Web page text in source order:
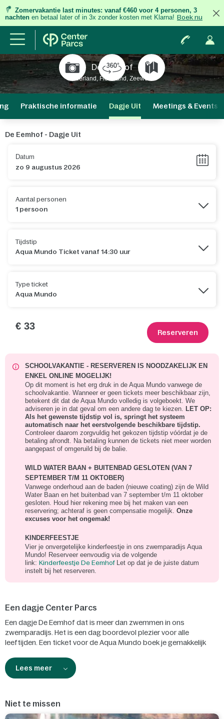
Zomervakantie last minutes: vanaf €460 voor 4 personen, 3
nachten en betaal later of in 3x zonder kosten met Klarna! Boek nu
De Eemhof
Nederland, Flevoland, Zeewolde
Praktische informatie Dagje Uit Meetings & Events
De Eemhof - Dagje Uit
Datum
Aantal personen
1 persoon
Tijdstip
Aqua Mundo Ticket vanaf 14:30 uur
Type ticket
Aqua Mundo
€ 33
Reserveren
SCHOOLVAKANTIE - RESERVEREN IS NOODZAKELIJK EN
ENKEL ONLINE MOGELIJK!
Op dit moment is het erg druk in de Aqua Mundo vanwege de
schoolvakantie. Wanneer er geen tickets meer beschikbaar zijn,
betekent dit dat de Aqua Mundo volledig is volgeboekt. We
adviseren je in dat geval om een andere dag te kiezen. LET OP:
Als het gewenste tijdstip vol is, springt het systeem
automatisch naar het eerstvolgende beschikbare tijdstip.
Controleer daarom zorgvuldig het gekozen tijdstip vóórdat je de
betaling afrondt. Na betaling kunnen de tickets niet meer worden
aangepast of omgeruild bij de balie.
WILD WATER BAAN + BUITENBAD GESLOTEN (VAN 7
SEPTEMBER T/M 11 OKTOBER)
Vanwege onderhoud aan de baden (nieuwe coating) zijn de Wild
Water Baan en het buitenbad van 7 september t/m 11 oktober
gesloten. Houd hier rekening mee bij het maken van een
reservering; achteraf is geen compensatie mogelijk. Onze
excuses voor het ongemak!
KINDERFEESTJE
Vier je onvergetelijke kinderfeestje in ons zwemparadijs Aqua
Mundo! Reserveer eenvoudig via de volgende
link: Kinderfeestje De EemhofLet op dat je de juiste datum
instelt bij het reserveren.
Een dagje Center Parcs
Een dagje De Eemhof dat is meer dan zwemmen in ons
zwemparadijs. Het is een dag boordevol plezier voor alle
leeftijden. Een ticket voor de Aqua Mundo boek je gemakkelijk
belevenissen op je te wachten die je ter plaatse kunt reserveren.
Lees meer
Niet te missen